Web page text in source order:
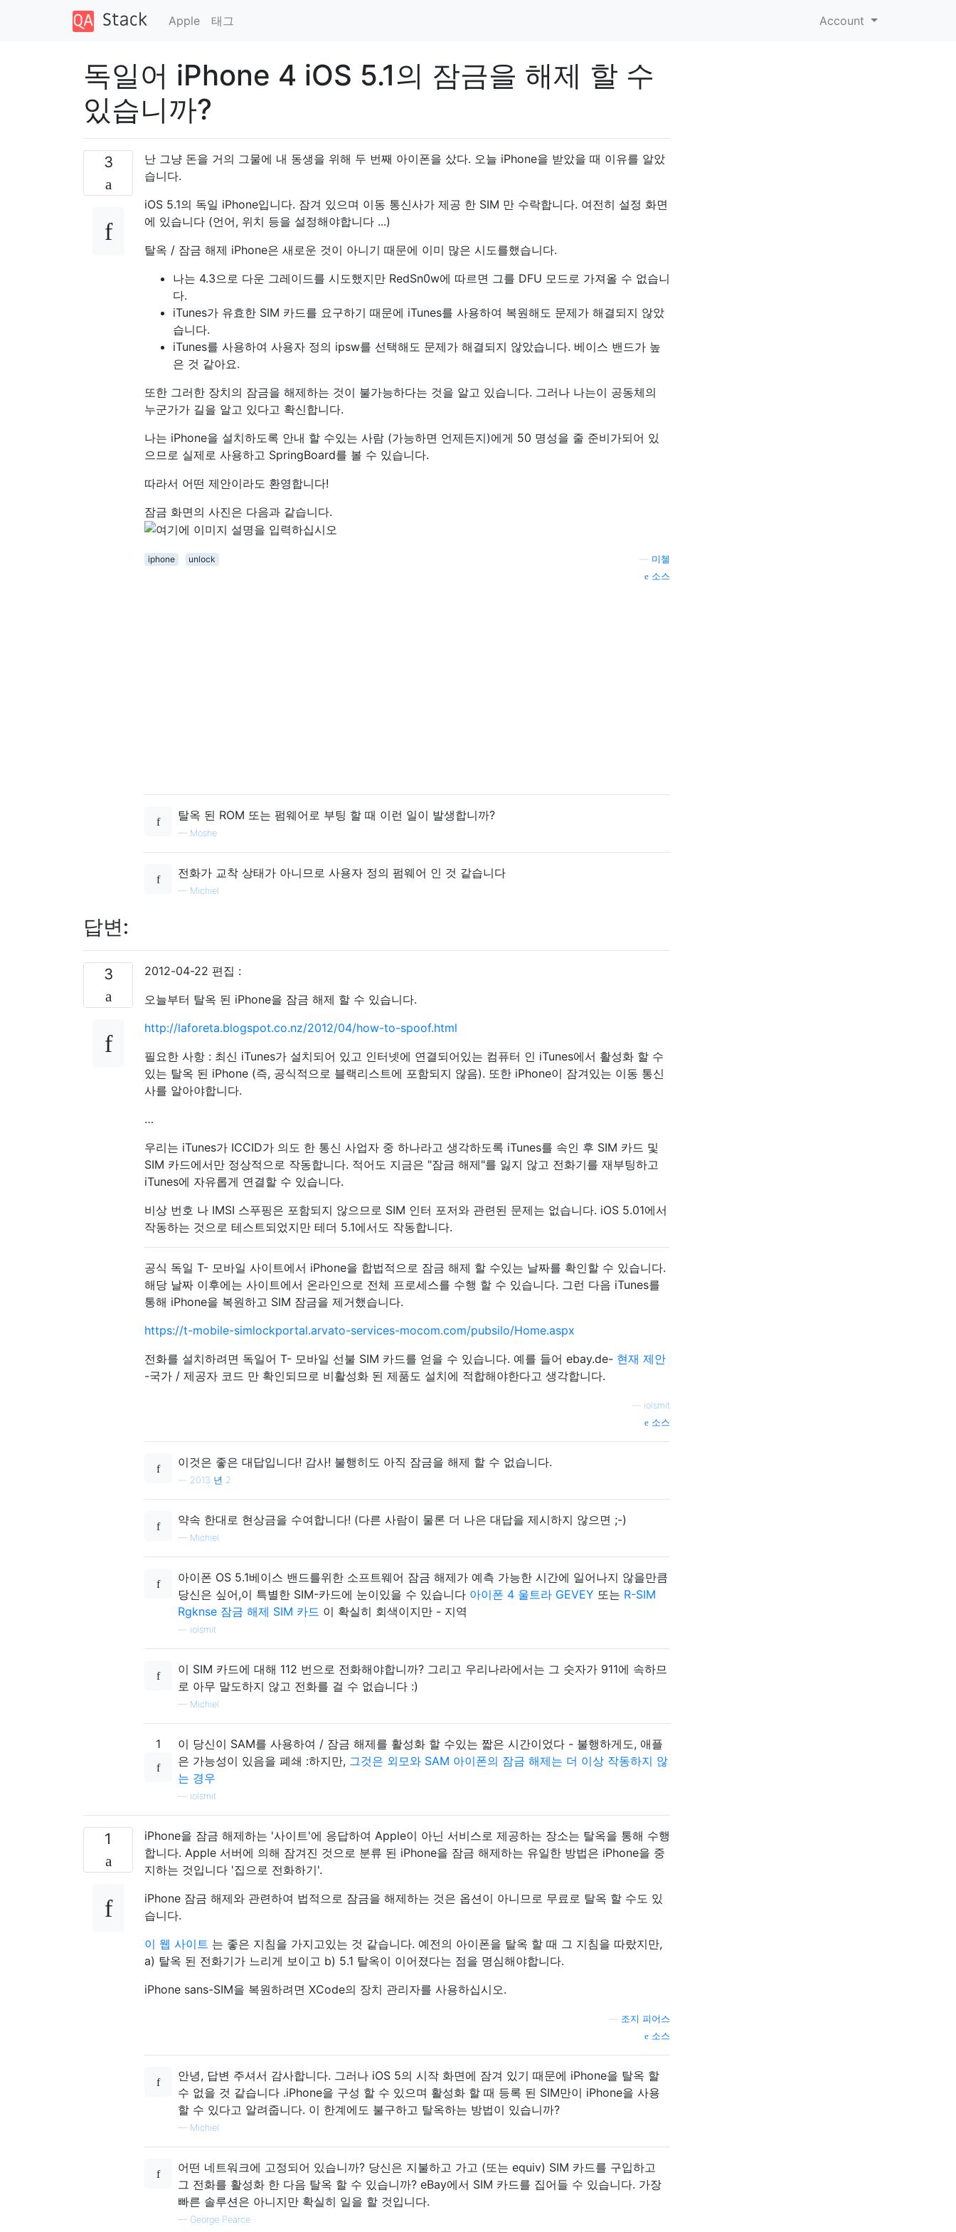
Apple 태그 Account
독일어 iPhone 4 iOS 5.1의 잠금을 해제 할 수
있습니까?
3
난 그냥 돈을 거의 그물에 내 동생을 위해 두 번째 아이폰을 샀다. 오늘 iPhone을 받았을 때 이유를 알았
습니다.
iOS 5.1의 독일 iPhone입니다. 잠겨 있으며 이동 통신사가 제공 한 SIM 만 수락합니다. 여전히 설정 화면
에 있습니다 (언어, 위치 등을 설정해야합니다 ...)
탈옥 / 잠금 해제 iPhone은 새로운 것이 아니기 때문에 이미 많은 시도를했습니다.
나는 4.3으로 다운 그레이드를 시도했지만 RedSn0w에 따르면 그를 DFU 모드로 가져올 수 없습니
다.
iTunes가 유효한 SIM 카드를 요구하기 때문에 iTunes를 사용하여 복원해도 문제가 해결되지 않았
습니다.
iTunes를 사용하여 사용자 정의 ipsw를 선택해도 문제가 해결되지 않았습니다. 베이스 밴드가 높
은 것 같아요.
또한 그러한 장치의 잠금을 해제하는 것이 불가능하다는 것을 알고 있습니다. 그러나 나는이 공동체의
누군가가 길을 알고 있다고 확신합니다.
나는 iPhone을 설치하도록 안내 할 수있는 사람 (가능하면 언제든지)에게 50 명성을 줄 준비가되어 있
으므로 실제로 사용하고 SpringBoard를 볼 수 있습니다.
따라서 어떤 제안이라도 환영합니다!
잠금 화면의 사진은 다음과 같습니다.
iphone unlock
미첼
소스
탈옥 된 ROM 또는 펌웨어로 부팅 할 때 이런 일이 발생합니까?
— Moshe
전화가 교착 상태가 아니므로 사용자 정의 펌웨어 인 것 같습니다
— Michiel
답변:
3
2012-04-22 편집 :
오늘부터 탈옥 된 iPhone을 잠금 해제 할 수 있습니다.
http://laforeta.blogspot.co.nz/2012/04/how-to-spoof.html
필요한 사항 : 최신 iTunes가 설치되어 있고 인터넷에 연결되어있는 컴퓨터 인 iTunes에서 활성화 할 수
있는 탈옥 된 iPhone (즉, 공식적으로 블랙리스트에 포함되지 않음). 또한 iPhone이 잠겨있는 이동 통신
사를 알아야합니다.
…
우리는 iTunes가 ICCID가 의도 한 통신 사업자 중 하나라고 생각하도록 iTunes를 속인 후 SIM 카드 및
SIM 카드에서만 정상적으로 작동합니다. 적어도 지금은 "잠금 해제"를 잃지 않고 전화기를 재부팅하고
iTunes에 자유롭게 연결할 수 있습니다.
비상 번호 나 IMSI 스푸핑은 포함되지 않으므로 SIM 인터 포저와 관련된 문제는 없습니다. iOS 5.01에서
작동하는 것으로 테스트되었지만 테더 5.1에서도 작동합니다.
공식 독일 T- 모바일 사이트에서 iPhone을 합법적으로 잠금 해제 할 수있는 날짜를 확인할 수 있습니다.
해당 날짜 이후에는 사이트에서 온라인으로 전체 프로세스를 수행 할 수 있습니다. 그런 다음 iTunes를
통해 iPhone을 복원하고 SIM 잠금을 제거했습니다.
https://t-mobile-simlockportal.arvato-services-mocom.com/pubsilo/Home.aspx
전화를 설치하려면 독일어 T- 모바일 선불 SIM 카드를 얻을 수 있습니다. 예를 들어 ebay.de- 현재 제안
-국가 / 제공자 코드 만 확인되므로 비활성화 된 제품도 설치에 적합해야한다고 생각합니다.
iolsmit
소스
이것은 좋은 대답입니다! 감사! 불행히도 아직 잠금을 해제 할 수 없습니다.
2013 년 2
약속 한대로 현상금을 수여합니다! (다른 사람이 물론 더 나은 대답을 제시하지 않으면 ;-)
— Michiel
아이폰 OS 5.1베이스 밴드를위한 소프트웨어 잠금 해제가 예측 가능한 시간에 일어나지 않을만큼
당신은 싶어,이 특별한 SIM-카드에 눈이있을 수 있습니다 아이폰 4 울트라 GEVEY 또는 R-SIM
Rgknse 잠금 해제 SIM 카드 이 확실히 회색이지만 - 지역
iolsmit
이 SIM 카드에 대해 112 번으로 전화해야합니까? 그리고 우리나라에서는 그 숫자가 911에 속하므
로 아무 말도하지 않고 전화를 걸 수 없습니다 :)
— Michiel
1
이 당신이 SAM를 사용하여 / 잠금 해제를 활성화 할 수있는 짧은 시간이었다 - 불행하게도, 애플
은 가능성이 있음을 폐쇄 :하지만, 그것은 외모와 SAM 아이폰의 잠금 해제는 더 이상 작동하지 않
는 경우
iolsmit
1
iPhone을 잠금 해제하는 '사이트'에 응답하여 Apple이 아닌 서비스로 제공하는 장소는 탈옥을 통해 수행
합니다. Apple 서버에 의해 잠겨진 것으로 분류 된 iPhone을 잠금 해제하는 유일한 방법은 iPhone을 중
지하는 것입니다 '집으로 전화하기'.
iPhone 잠금 해제와 관련하여 법적으로 잠금을 해제하는 것은 옵션이 아니므로 무료로 탈옥 할 수도 있
습니다.
이 웹 사이트 는 좋은 지침을 가지고있는 것 같습니다. 예전의 아이폰을 탈옥 할 때 그 지침을 따랐지만,
a) 탈옥 된 전화기가 느리게 보이고 b) 5.1 탈옥이 이어졌다는 점을 명심해야합니다.
iPhone sans-SIM을 복원하려면 XCode의 장치 관리자를 사용하십시오.
조지 피어스
소스
안녕, 답변 주셔서 감사합니다. 그러나 iOS 5의 시작 화면에 잠겨 있기 때문에 iPhone을 탈옥 할
수 없을 것 같습니다 .iPhone을 구성 할 수 있으며 활성화 할 때 등록 된 SIM만이 iPhone을 사용
할 수 있다고 알려줍니다. 이 한계에도 불구하고 탈옥하는 방법이 있습니까?
— Michiel
어떤 네트워크에 고정되어 있습니까? 당신은 지불하고 가고 (또는 equiv) SIM 카드를 구입하고
그 전화를 활성화 한 다음 탈옥 할 수 있습니까? eBay에서 SIM 카드를 집어들 수 있습니다. 가장
빠른 솔루션은 아니지만 확실히 일을 할 것입니다.
— George Pearce